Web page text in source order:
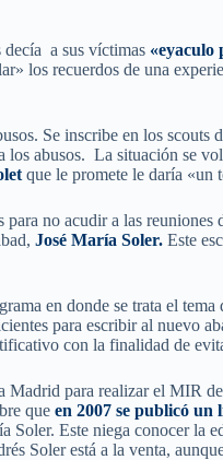
decía a sus víctimas «eyaculo
los recuerdos de una
Se inscribe en los
los abusos. La situación se
que le promete le daría «un
no acudir a las
José María Soler. Este
en donde se trata el
para escribir al nuevo
con la finalidad de
Madrid para realizar el MIR
que en 2007 se publicó un
Este niega conocer
Soler está a la venta,